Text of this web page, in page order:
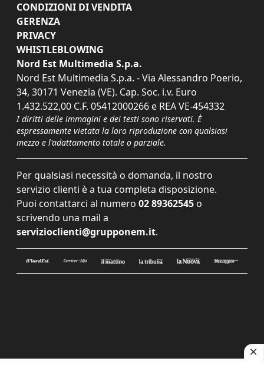
CONDIZIONI DI VENDITA
GERENZA
PRIVACY
WHISTLEBLOWING
Nord Est Multimedia S.p.a.
Nord Est Multimedia S.p.a. - Via Alessandro Poerio,
34, 30171 Venezia (VE). Cap. Soc. i.v. Euro
1.432.522,00 C.F. 05412000266 e REA VE-454332
I diritti delle immagini e dei testi sono riservati. È
espressamente vietata la loro riproduzione con qualsiasi
mezzo e l'adattamento totale o parziale.
Per qualsiasi necessità o domanda, il nostro
servizio clienti è a tua completa disposizione.
Puoi contattarci al numero 02 89362545 o
scrivendo una mail a
servizioclienti@grupponem.it.